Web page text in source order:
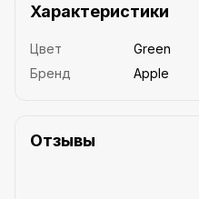
Характеристики
Цвет
Green
Бренд
Apple
Отзывы